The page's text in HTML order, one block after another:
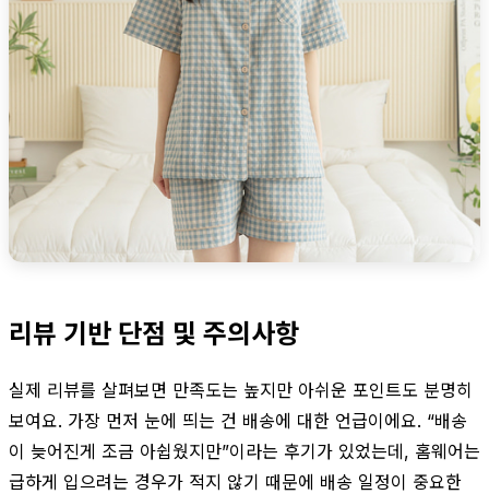
리뷰 기반 단점 및 주의사항
실제 리뷰를 살펴보면 만족도는 높지만 아쉬운 포인트도 분명히
보여요. 가장 먼저 눈에 띄는 건 배송에 대한 언급이에요. “배송
이 늦어진게 조금 아쉽웠지만”이라는 후기가 있었는데, 홈웨어는
급하게 입으려는 경우가 적지 않기 때문에 배송 일정이 중요한